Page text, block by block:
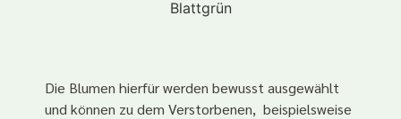
Die Blumen hierfür werden bewusst ausgewählt
und können zu dem Verstorbenen, beispielsweise